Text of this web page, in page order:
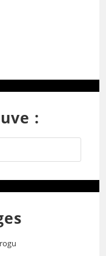
: